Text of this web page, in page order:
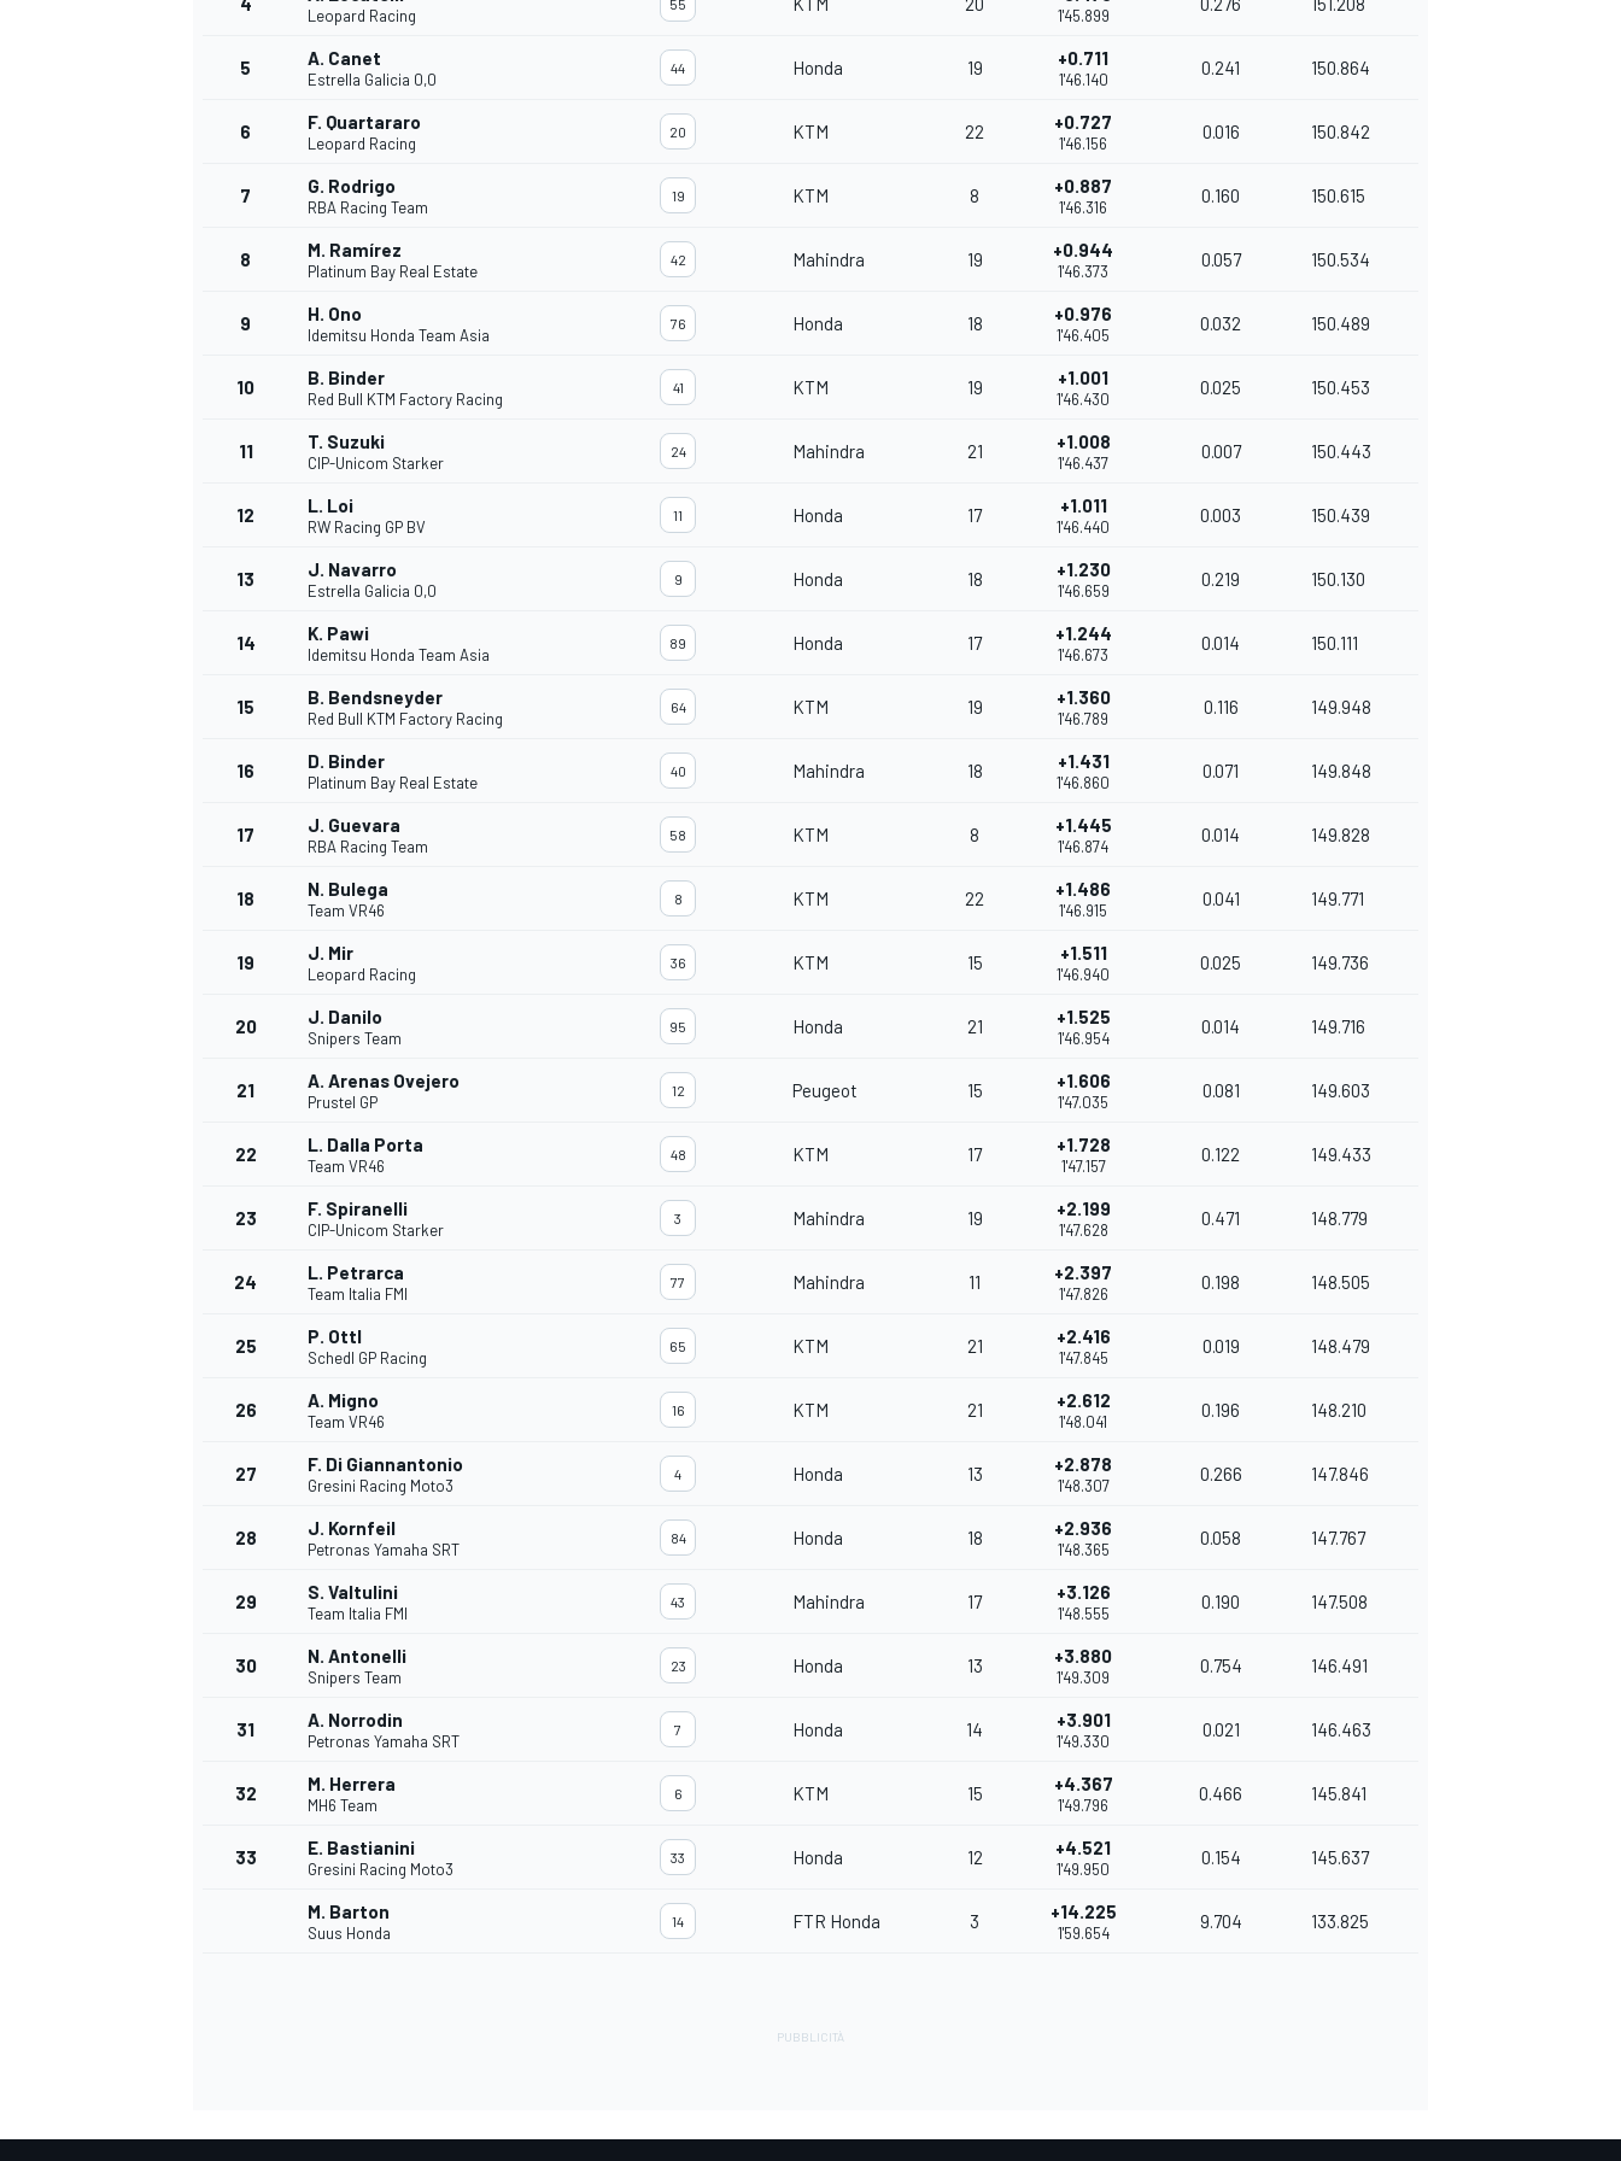
MONOPOSTO
Leopard Racing
55
1'45.899
5 A. Canet
Estrella Galicia 0,0
44 Honda 19 +0.711
1'46.140
0.241 150.864
6 F. Quartararo
Leopard Racing
20 KTM 22 +0.727
1'46.156
0.016 150.842
7 G. Rodrigo
RBA Racing Team
19 KTM 8 +0.887
1'46.316
0.160 150.615
8 M. Ramírez
Platinum Bay Real Estate
42 Mahindra 19 +0.944
1'46.373
0.057 150.534
9 H. Ono
Idemitsu Honda Team Asia
76 Honda 18 +0.976
1'46.405
0.032 150.489
10 B. Binder
Red Bull KTM Factory Racing
41 KTM 19 +1.001
1'46.430
0.025 150.453
11 T. Suzuki
CIP-Unicom Starker
24 Mahindra 21 +1.008
1'46.437
0.007 150.443
12 L. Loi
RW Racing GP BV
11 Honda 17 +1.011
1'46.440
0.003 150.439
13 J. Navarro
Estrella Galicia 0,0
9 Honda 18 +1.230
1'46.659
0.219 150.130
14 K. Pawi
Idemitsu Honda Team Asia
89 Honda 17 +1.244
1'46.673
0.014 150.111
15 B. Bendsneyder
Red Bull KTM Factory Racing
64 KTM 19 +1.360
1'46.789
0.116 149.948
16 D. Binder
Platinum Bay Real Estate
40 Mahindra 18 +1.431
1'46.860
0.071 149.848
17 J. Guevara
RBA Racing Team
58 KTM 8 +1.445
1'46.874
0.014 149.828
18 N. Bulega
Team VR46
8 KTM 22 +1.486
1'46.915
0.041 149.771
19 J. Mir
Leopard Racing
36 KTM 15 +1.511
1'46.940
0.025 149.736
20 J. Danilo
Snipers Team
95 Honda 21 +1.525
1'46.954
0.014 149.716
21 A. Arenas Ovejero
Prustel GP
12 Peugeot 15 +1.606
1'47.035
0.081 149.603
22 L. Dalla Porta
Team VR46
48 KTM 17 +1.728
1'47.157
0.122 149.433
23 F. Spiranelli
CIP-Unicom Starker
3 Mahindra 19 +2.199
1'47.628
0.471 148.779
24 L. Petrarca
Team Italia FMI
77 Mahindra 11 +2.397
1'47.826
0.198 148.505
25 P. Ottl
Schedl GP Racing
65 KTM 21 +2.416
1'47.845
0.019 148.479
26 A. Migno
Team VR46
16 KTM 21 +2.612
1'48.041
0.196 148.210
27 F. Di Giannantonio
Gresini Racing Moto3
4 Honda 13 +2.878
1'48.307
0.266 147.846
28 J. Kornfeil
Petronas Yamaha SRT
84 Honda 18 +2.936
1'48.365
0.058 147.767
29 S. Valtulini
Team Italia FMI
43 Mahindra 17 +3.126
1'48.555
0.190 147.508
30 N. Antonelli
Snipers Team
23 Honda 13 +3.880
1'49.309
0.754 146.491
31 A. Norrodin
Petronas Yamaha SRT
7 Honda 14 +3.901
1'49.330
0.021 146.463
32 M. Herrera
MH6 Team
6 KTM 15 +4.367
1'49.796
0.466 145.841
33 E. Bastianini
Gresini Racing Moto3
33 Honda 12 +4.521
1'49.950
0.154 145.637
M. Barton
Suus Honda
14 FTR Honda 3 +14.225
1'59.654
9.704 133.825